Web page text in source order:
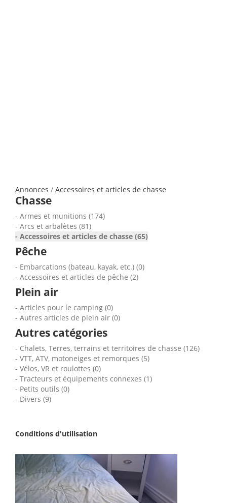
Annonces / Accessoires et articles de chasse
Chasse
Armes et munitions (174)
Arcs et arbalètes (81)
Accessoires et articles de chasse (65)
Pêche
Embarcations (bateau, kayak, etc.) (0)
Accessoires et articles de pêche (2)
Plein air
Articles pour le camping (0)
Autres articles de plein air (0)
Autres catégories
Chalets, Terres, terrains et territoires de chasse (126)
VTT, ATV, motoneiges et remorques (5)
Vélos, VR et roulottes (0)
Tracteurs et équipements connexes (1)
Petits outils (0)
Divers (9)
Conditions d'utilisation